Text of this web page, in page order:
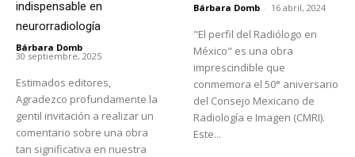
indispensable en
neurorradiología
Bárbara Domb -
30 septiembre, 2025
Estimados editores,
Agradezco profundamente la
gentil invitación a realizar un
comentario sobre una obra
tan significativa en nuestra
Bárbara Domb - 16 abril, 2024
"El perfil del Radiólogo en
México" es una obra
imprescindible que
conmemora el 50° aniversario
del Consejo Mexicano de
Radiología e Imagen (CMRI).
Este...